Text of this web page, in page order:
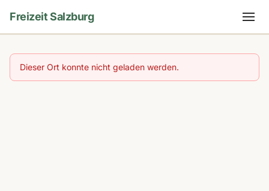
Freizeit Salzburg
Dieser Ort konnte nicht geladen werden.